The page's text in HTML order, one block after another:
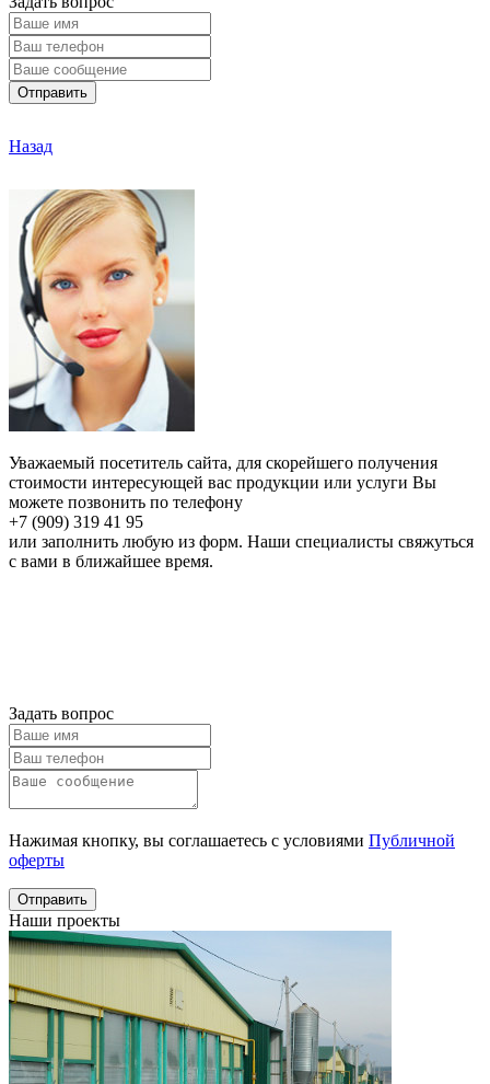
Отправить
Назад
Уважаемый посетитель сайта, для скорейшего получения
стоимости интересующей вас продукции или услуги Вы
можете позвонить по телефону
+7 (909) 319 41 95
или заполнить любую из форм. Наши специалисты свяжуться
с вами в ближайшее время.
Задать вопрос
Нажимая кнопку, вы соглашаетесь с условиями Публичной
оферты
Отправить
Наши проекты